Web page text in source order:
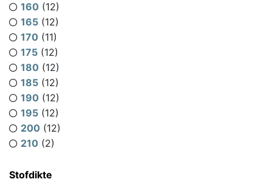
160 (12)
165 (12)
170 (11)
175 (12)
180 (12)
185 (12)
190 (12)
195 (12)
200 (12)
210 (2)
Stofdikte